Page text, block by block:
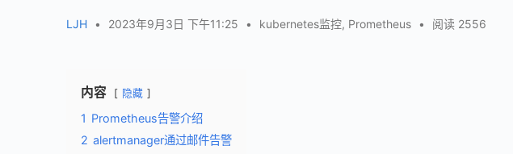
LJH • 2023年9月3日 下午11:25 • kubernetes监控, Prometheus • 阅读 2556
内容 隐藏
1 Prometheus告警介绍
2 alertmanager通过邮件告警